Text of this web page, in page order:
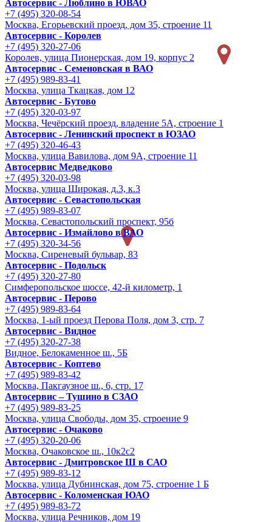
Автосервис - Люблино в ЮВАО
+7 (495) 320-08-54
Москва, Егорьевский проезд, дом 35, строение 11
Автосервис - Королев
+7 (495) 320-27-06
Королев, улица Пионерская, дом 19, корпус 2
Автосервис - Семеновская в ВАО
+7 (495) 989-83-41
Москва, улица Ткацкая, дом 12
Автосервис - Бутово
+7 (495) 320-03-97
Москва, Чечёрский проезд, владение 5А, строение 1
Автосервис - Ленинский проспект в ЮЗАО
+7 (495) 320-46-43
Москва, улица Вавилова, дом 9A, строение 11
Автосервис Медведково
+7 (495) 320-03-98
Москва, улица Широкая, д.3, к.3
Автосервис - Cевастопольская
+7 (495) 989-83-07
Москва, Севастопольский проспект, 95б
Автосервис - Измайлово в ВАО
+7 (495) 320-34-56
Москва, Сиреневый бульвар, 83
Автосервис - Подольск
+7 (495) 320-27-80
Симферопольское шоссе, 42-й километр, 1
Автосервис - Перово
+7 (495) 989-83-64
Москва, 1-ый проезд Перова Поля, дом 3, стр. 7
Автосервис - Видное
+7 (495) 320-27-38
Видное, Белокаменное ш., 5Б
Автосервис - Коптево
+7 (495) 989-83-42
Москва, Пакгаузное ш., 6, стр. 17
Автосервис – Тушино в СЗАО
+7 (495) 989-83-25
Москва, улица Свободы, дом 35, строение 9
Автосервис - Очаково
+7 (495) 320-20-06
Москва, Очаковское ш., 10к2с2
Автосервис - Дмитровское Ш в САО
+7 (495) 989-83-12
Москва, улица Дубнинская, дом 75, строение 1 Б
Автосервис - Коломенская ЮАО
+7 (495) 989-83-72
Москва, улица Речников, дом 19